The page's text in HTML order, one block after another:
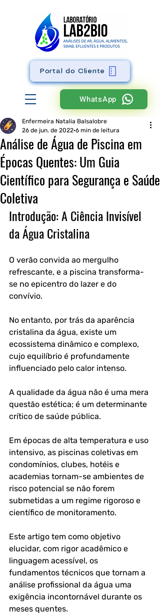
WhatsApp
Portal do Cliente
Análise de Água de Piscina em
Épocas Quentes: Um Guia
Científico para Segurança e Saúde
Coletiva
Enfermeira Natalia Balsalobre
26 de jun. de 2022 6 min de leitura
Introdução: A Ciência Invisível
da Água Cristalina
O verão convida ao mergulho
refrescante, e a piscina transforma-
se no epicentro do lazer e do
convívio.
No entanto, por trás da aparência
cristalina da água, existe um
ecossistema dinâmico e complexo,
cujo equilíbrio é profundamente
influenciado pelo calor intenso.
A qualidade da água não é uma mera
questão estética; é um determinante
crítico de saúde pública.
Em épocas de alta temperatura e uso
intensivo, as piscinas coletivas em
condomínios, clubes, hotéis e
academias tornam-se ambientes de
risco potencial se não forem
submetidas a um regime rigoroso e
científico de monitoramento.
Este artigo tem como objetivo
elucidar, com rigor acadêmico e
linguagem acessível, os
fundamentos técnicos que tornam a
análise profissional da água uma
exigência incontornável durante os
meses quentes.